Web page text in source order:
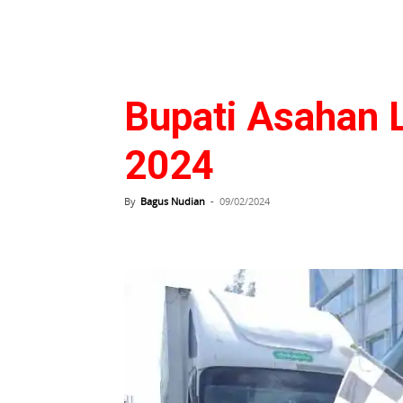
Bupati Asahan
2024
By Bagus Nudian - 09/02/2024